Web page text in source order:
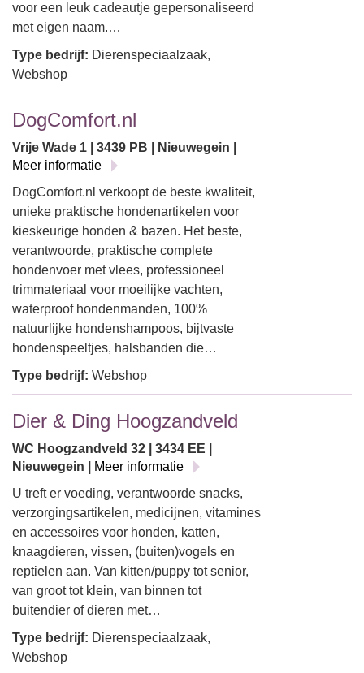
voor een leuk cadeautje gepersonaliseerd
met eigen naam.…
Type bedrijf: Dierenspeciaalzaak,
Webshop
DogComfort.nl
Vrije Wade 1 | 3439 PB | Nieuwegein |
Meer informatie
DogComfort.nl verkoopt de beste kwaliteit,
unieke praktische hondenartikelen voor
kieskeurige honden & bazen. Het beste,
verantwoorde, praktische complete
hondenvoer met vlees, professioneel
trimmateriaal voor moeilijke vachten,
waterproof hondenmanden, 100%
natuurlijke hondenshampoos, bijtvaste
hondenspeeltjes, halsbanden die…
Type bedrijf: Webshop
Dier & Ding Hoogzandveld
WC Hoogzandveld 32 | 3434 EE |
Nieuwegein |
Meer informatie
U treft er voeding, verantwoorde snacks,
verzorgingsartikelen, medicijnen, vitamines
en accessoires voor honden, katten,
knaagdieren, vissen, (buiten)vogels en
reptielen aan. Van kitten/puppy tot senior,
van groot tot klein, van binnen tot
buitendier of dieren met…
Type bedrijf: Dierenspeciaalzaak,
Webshop